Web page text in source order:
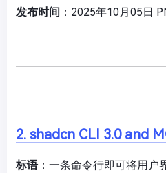
发布时间 ：2025年10月05日
2. shadcn CLI 3.0 and
标语：一条命令行即可将用户